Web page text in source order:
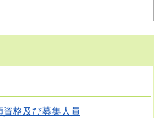
格及び募集人員